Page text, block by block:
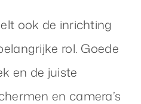
ook de inrichting
rol. Goede
en de juiste
en camera’s